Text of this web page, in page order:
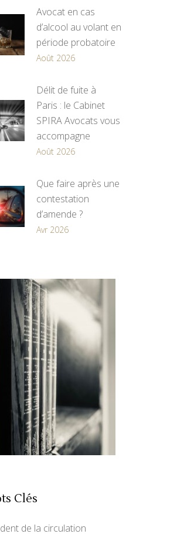
Avocat en cas
d’alcool au volant en
période probatoire
Août 2026
Délit de fuite à
Paris : le Cabinet
SPIRA Avocats vous
accompagne
Août 2026
Que faire après une
contestation
d’amende ?
Avr 2026
Clés
de la circulation